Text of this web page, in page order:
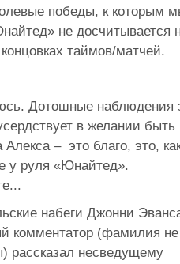
победы, к которым
не досчитывается
таймов/матчей.
Дотошные наблюдения
в желании быть
– это благо, это,
у руля «Юнайтед».
набеги Джонни
комментатор (фамилия не
рассказал несведущему